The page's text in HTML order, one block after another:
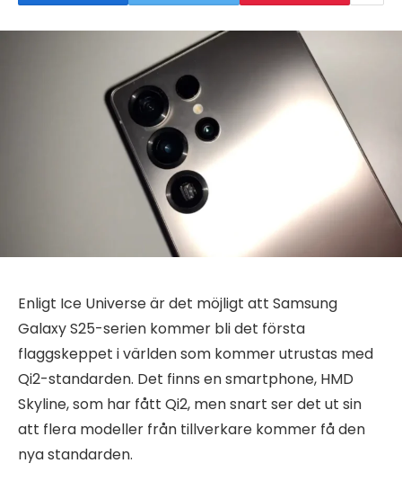
Enligt Ice Universe är det möjligt att Samsung
Galaxy S25-serien kommer bli det första
flaggskeppet i världen som kommer utrustas med
Qi2-standarden. Det finns en smartphone, HMD
Skyline, som har fått Qi2, men snart ser det ut sin
att flera modeller från tillverkare kommer få den
nya standarden.